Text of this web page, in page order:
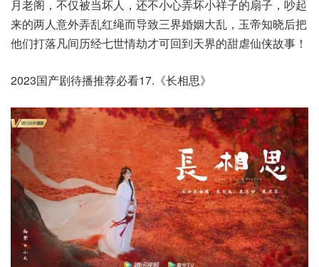
月老阁，不仅被当坏人，还不小心弄坏小祥子的扇子，吵起
来的两人意外弄乱红绳而导致三界婚姻大乱，玉帝知晓后把
他们打落凡间历经七世情劫才可回到天界的甜虐仙侠故事！
2023国产剧待播推荐必看17.《长相思》